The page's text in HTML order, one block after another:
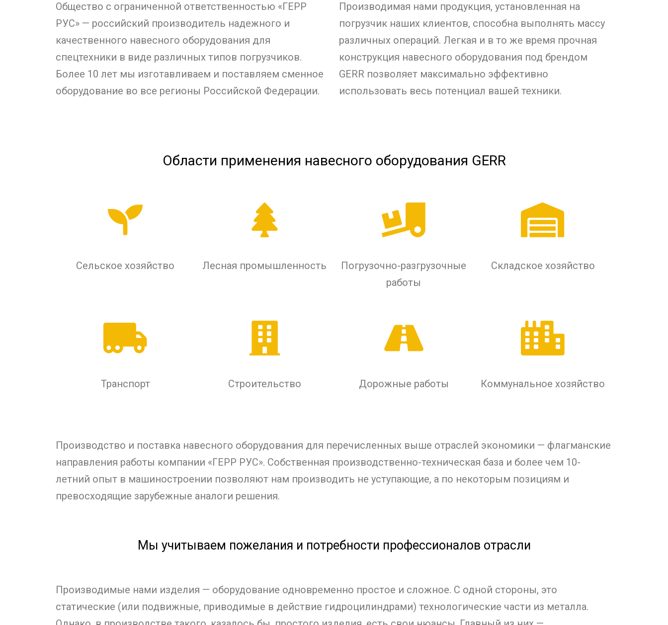
Общество с ограниченной ответственностью «ГЕРР
РУС» — российский производитель надежного и
качественного навесного оборудования для
спецтехники в виде различных типов погрузчиков.
Более 10 лет мы изготавливаем и поставляем сменное
оборудование во все регионы Российской Федерации.
Производимая нами продукция, установленная на
погрузчик наших клиентов, способна выполнять массу
различных операций. Легкая и в то же время прочная
конструкция навесного оборудования под брендом
GERR позволяет максимально эффективно
использовать весь потенциал вашей техники.
Области применения навесного оборудования GERR
Сельское хозяйство Лесная промышленность
Погрузочно-разгрузочные
работы
Складское хозяйство
Транспорт Строительство Дорожные работы Коммунальное хозяйство
Производство и поставка навесного оборудования для перечисленных выше отраслей экономики — флагманские
направления работы компании «ГЕРР РУС». Собственная производственно-техническая база и более чем 10-
летний опыт в машиностроении позволяют нам производить не уступающие, а по некоторым позициям и
превосходящие зарубежные аналоги решения.
Мы учитываем пожелания и потребности профессионалов отрасли
Производимые нами изделия — оборудование одновременно простое и сложное. С одной стороны, это
статические (или подвижные, приводимые в действие гидроцилиндрами) технологические части из металла.